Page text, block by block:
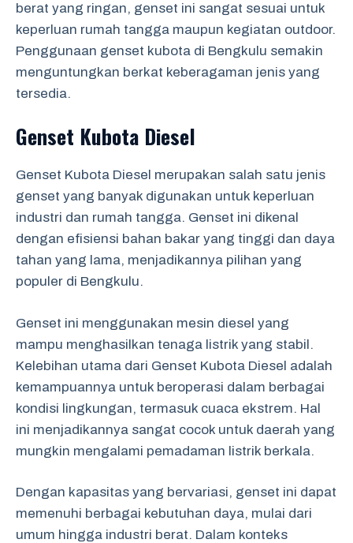
berat yang ringan, genset ini sangat sesuai untuk
keperluan rumah tangga maupun kegiatan outdoor.
Penggunaan genset kubota di Bengkulu semakin
menguntungkan berkat keberagaman jenis yang
tersedia.
Genset Kubota Diesel
Genset Kubota Diesel merupakan salah satu jenis
genset yang banyak digunakan untuk keperluan
industri dan rumah tangga. Genset ini dikenal
dengan efisiensi bahan bakar yang tinggi dan daya
tahan yang lama, menjadikannya pilihan yang
populer di Bengkulu.
Genset ini menggunakan mesin diesel yang
mampu menghasilkan tenaga listrik yang stabil.
Kelebihan utama dari Genset Kubota Diesel adalah
kemampuannya untuk beroperasi dalam berbagai
kondisi lingkungan, termasuk cuaca ekstrem. Hal
ini menjadikannya sangat cocok untuk daerah yang
mungkin mengalami pemadaman listrik berkala.
Dengan kapasitas yang bervariasi, genset ini dapat
memenuhi berbagai kebutuhan daya, mulai dari
umum hingga industri berat. Dalam konteks